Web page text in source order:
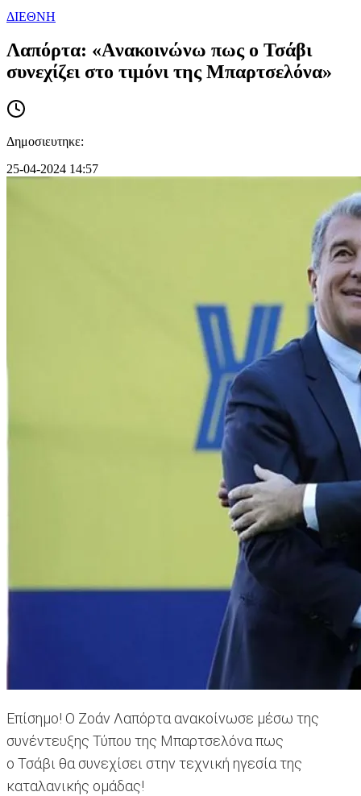
ΔΙΕΘΝΗ
Λαπόρτα: «Aνακοινώνω πως ο Τσάβι
συνεχίζει στο τιμόνι της Μπαρτσελόνα»
Δημοσιευτηκε:
25-04-2024 14:57
Επίσημο! Ο Ζοάν Λαπόρτα ανακοίνωσε μέσω της
συνέντευξης Τύπου της Μπαρτσελόνα πως
ο Τσάβι θα συνεχίσει στην τεχνική ηγεσία της
καταλανικής ομάδας!